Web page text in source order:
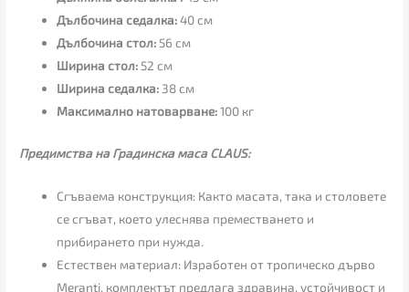
Дълбочина седалка:40 см
Дълбочина стол: 56 см
Ширина стол: 52 см
Ширина седалка: 38 см
Максимално натоварване:100 кг
Предимства на Градинска маса CLAUS:
Сгъваема конструкция: Както масата, така и столовете
се сгъват, което улеснява преместването и
прибирането при нужда.
Естествен материал: Изработен от тропическо дърво
Meranti, комплектът предлага здравина, устойчивост и